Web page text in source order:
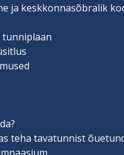
ja keskkonnasõbralik
tunniplaan
teha tavatunnist